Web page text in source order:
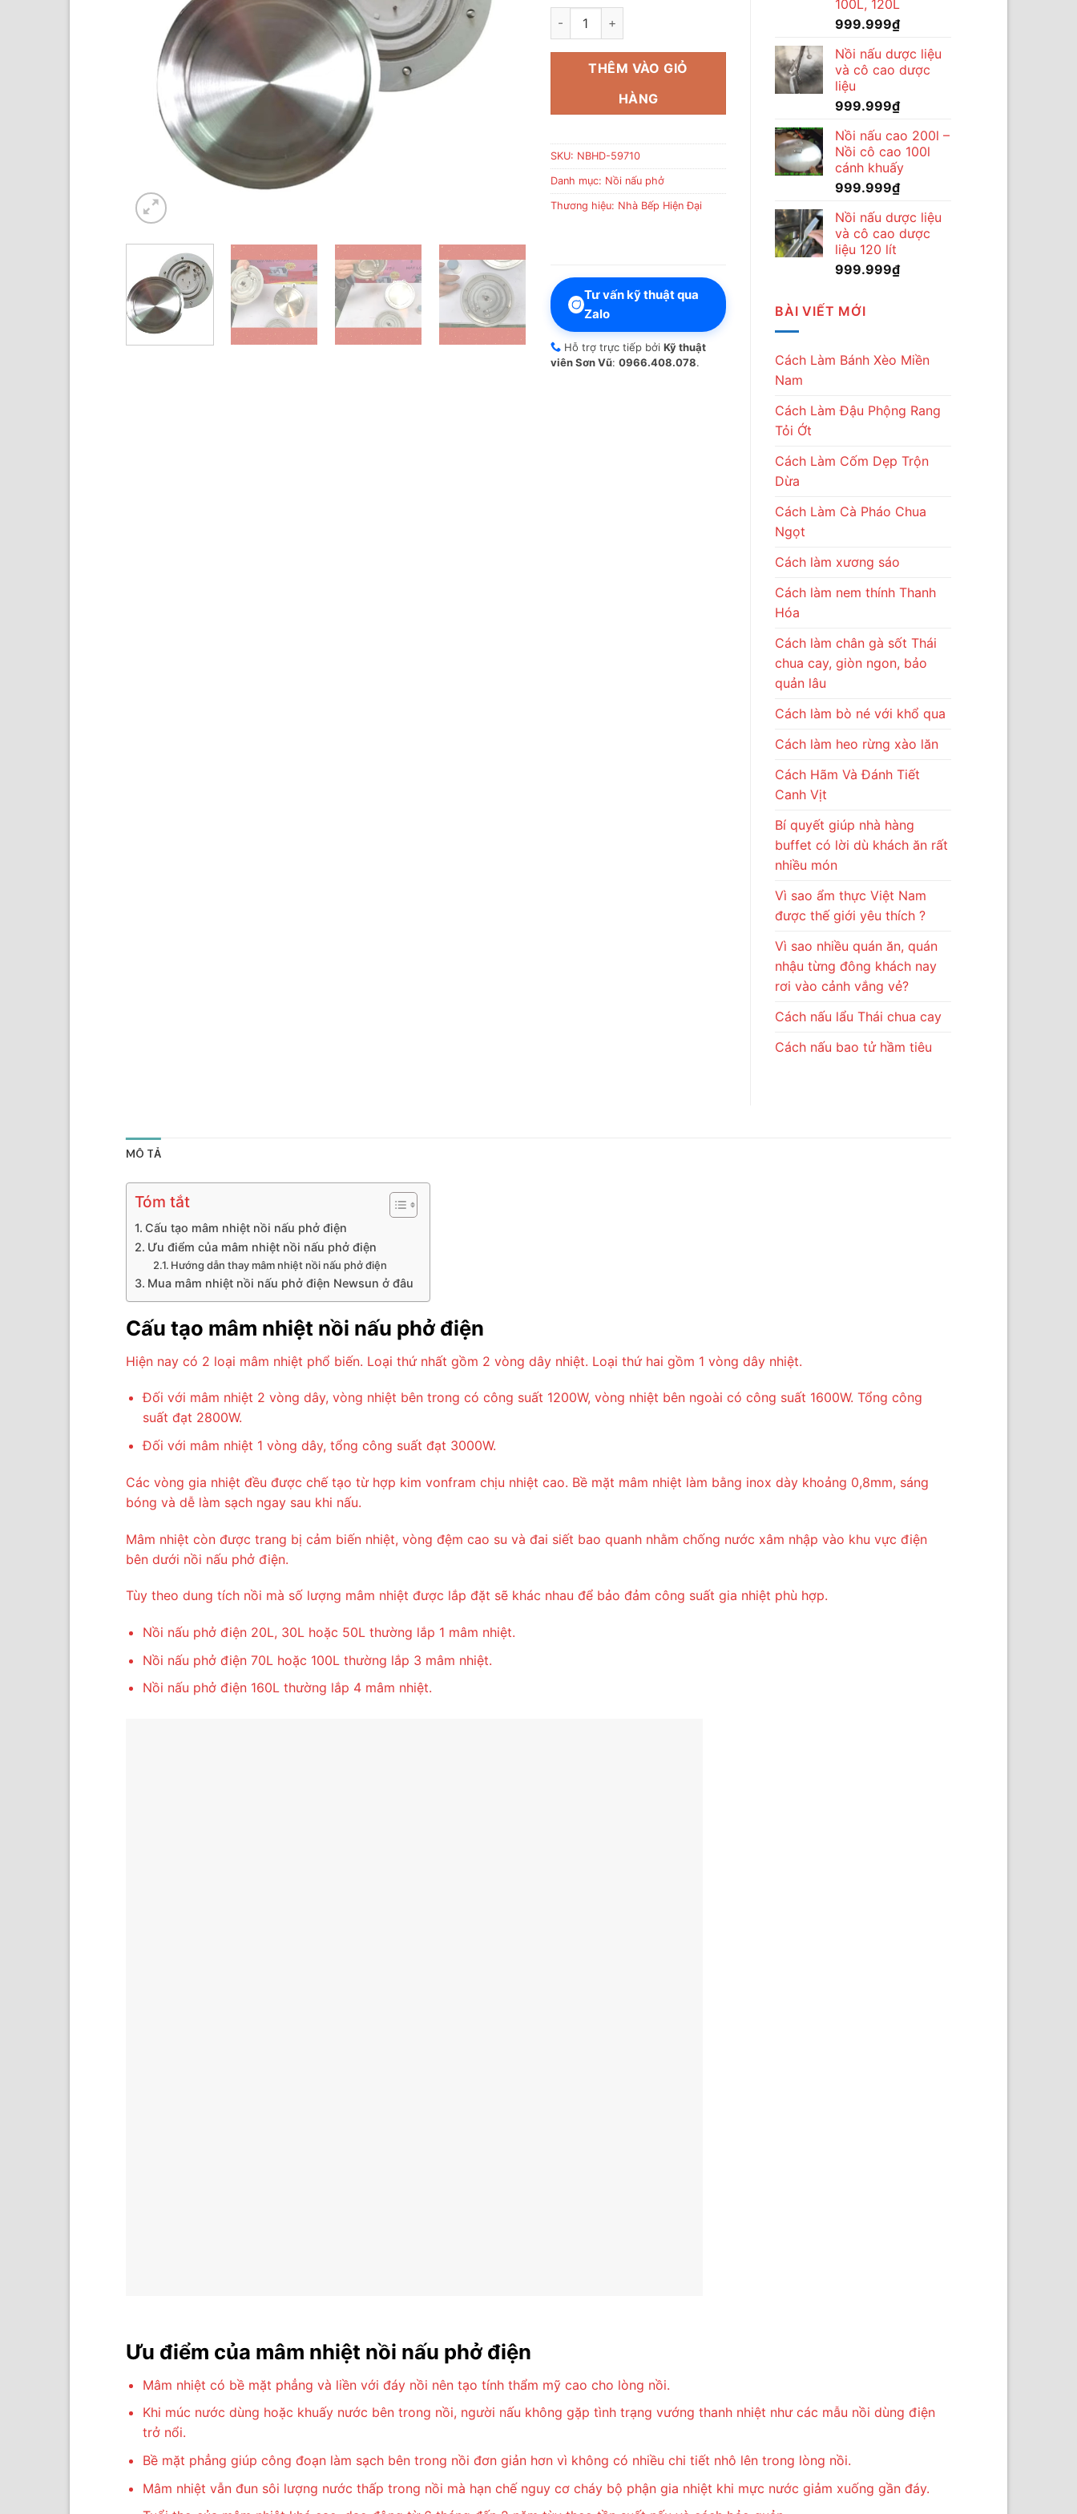
Mâm nhiệt nồi nấu phở số lượng
THÊM VÀO GIỎ
HÀNG
SKU: NBHD-59710
Danh mục: Nồi nấu phở
Thương hiệu: Nhà Bếp Hiện Đại
Tư vấn kỹ thuật qua
Zalo
Hỗ trợ trực tiếp bởi Kỹ thuật
viên Sơn Vũ: 0966.408.078.
100L, 120L
999.999₫
Nồi nấu dược liệu
và cô cao dược
liệu
999.999₫
Nồi nấu cao 200l –
Nồi cô cao 100l
cánh khuấy
999.999₫
Nồi nấu dược liệu
và cô cao dược
liệu 120 lít
999.999₫
BÀI VIẾT MỚI
Cách Làm Bánh Xèo Miền
Nam
Cách Làm Đậu Phộng Rang
Tỏi Ớt
Cách Làm Cốm Dẹp Trộn
Dừa
Cách Làm Cà Pháo Chua
Ngọt
Cách làm xương sáo
Cách làm nem thính Thanh
Hóa
Cách làm chân gà sốt Thái
chua cay, giòn ngon, bảo
quản lâu
Cách làm bò né với khổ qua
Cách làm heo rừng xào lăn
Cách Hãm Và Đánh Tiết
Canh Vịt
Bí quyết giúp nhà hàng
buffet có lời dù khách ăn rất
nhiều món
Vì sao ẩm thực Việt Nam
được thế giới yêu thích ?
Vì sao nhiều quán ăn, quán
nhậu từng đông khách nay
rơi vào cảnh vắng vẻ?
Cách nấu lẩu Thái chua cay
Cách nấu bao tử hầm tiêu
MÔ TẢ
Tóm tắt
Cấu tạo mâm nhiệt nồi nấu phở điện
Ưu điểm của mâm nhiệt nồi nấu phở điện
Hướng dẫn thay mâm nhiệt nồi nấu phở điện
Mua mâm nhiệt nồi nấu phở điện Newsun ở đâu
Cấu tạo mâm nhiệt nồi nấu phở điện
Hiện nay có 2 loại mâm nhiệt phổ biến. Loại thứ nhất gồm 2 vòng dây nhiệt. Loại thứ hai gồm 1 vòng dây nhiệt.
Đối với mâm nhiệt 2 vòng dây, vòng nhiệt bên trong có công suất 1200W, vòng nhiệt bên ngoài có công suất 1600W. Tổng công
suất đạt 2800W.
Đối với mâm nhiệt 1 vòng dây, tổng công suất đạt 3000W.
Các vòng gia nhiệt đều được chế tạo từ hợp kim vonfram chịu nhiệt cao. Bề mặt mâm nhiệt làm bằng inox dày khoảng 0,8mm, sáng
bóng và dễ làm sạch ngay sau khi nấu.
Mâm nhiệt còn được trang bị cảm biến nhiệt, vòng đệm cao su và đai siết bao quanh nhằm chống nước xâm nhập vào khu vực điện
bên dưới nồi nấu phở điện.
Tùy theo dung tích nồi mà số lượng mâm nhiệt được lắp đặt sẽ khác nhau để bảo đảm công suất gia nhiệt phù hợp.
Nồi nấu phở điện 20L, 30L hoặc 50L thường lắp 1 mâm nhiệt.
Nồi nấu phở điện 70L hoặc 100L thường lắp 3 mâm nhiệt.
Nồi nấu phở điện 160L thường lắp 4 mâm nhiệt.
Ưu điểm của mâm nhiệt nồi nấu phở điện
Mâm nhiệt có bề mặt phẳng và liền với đáy nồi nên tạo tính thẩm mỹ cao cho lòng nồi.
Khi múc nước dùng hoặc khuấy nước bên trong nồi, người nấu không gặp tình trạng vướng thanh nhiệt như các mẫu nồi dùng điện
trở nổi.
Bề mặt phẳng giúp công đoạn làm sạch bên trong nồi đơn giản hơn vì không có nhiều chi tiết nhô lên trong lòng nồi.
Mâm nhiệt vẫn đun sôi lượng nước thấp trong nồi mà hạn chế nguy cơ cháy bộ phận gia nhiệt khi mực nước giảm xuống gần đáy.